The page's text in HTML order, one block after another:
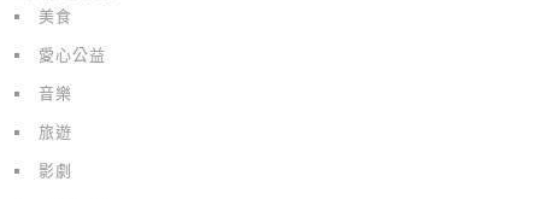
美食
愛心公益
音樂
旅遊
影劇